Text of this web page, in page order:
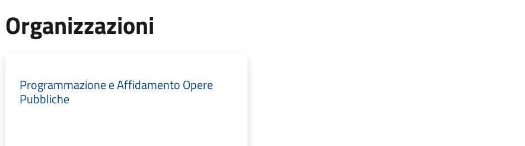
Organizzazioni
Programmazione e Affidamento Opere
Pubbliche